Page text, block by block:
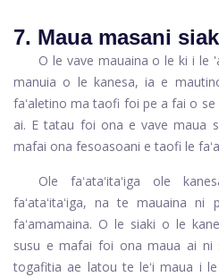
7. Maua masani
O le vave mauaina o le ki i le
manuia o le kanesa, ia e
faʻaletino ma taofi foi pe a fai o
ai. E tatau foi ona e vave maua
mafai ona fesoasoani e taofi le
Ole faʻataʻitaʻiga ole
faʻataʻitaʻiga, na te mauaina
faʻamamaina. O le siaki o le
susu e mafai foi ona maua ai ni
togafitia ae latou te leʻi maua i